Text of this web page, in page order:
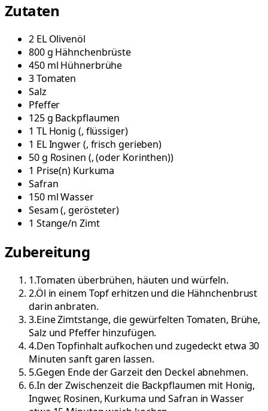
Zutaten
2 EL Olivenöl
800g Hähnchenbrüste
450 ml Hühnerbrühe
3Tomaten
Salz
Pfeffer
125g Backpflaumen
1 TL Honig (, flüssiger)
1 ELIngwer(, frisch gerieben)
50g Rosinen (, (oder Korinthen))
1 Prise(n) Kurkuma
Safran
150 mlWasser
Sesam (, gerösteter)
1 Stange/n Zimt
Zubereitung
1.Tomaten überbrühen, häuten und würfeln.
2.Öl in einem Topf erhitzen und die Hähnchenbrust
darin anbraten.
3.Eine Zimtstange, die gewürfelten Tomaten, Brühe,
Salz und Pfeffer hinzufügen.
4.Den Topfinhalt aufkochen und zugedeckt etwa 30
Minuten sanft garen lassen.
5.Gegen Ende der Garzeit den Deckel abnehmen.
6.In der Zwischenzeit die Backpflaumen mit Honig,
Ingwer, Rosinen, Kurkuma und Safran in Wasser